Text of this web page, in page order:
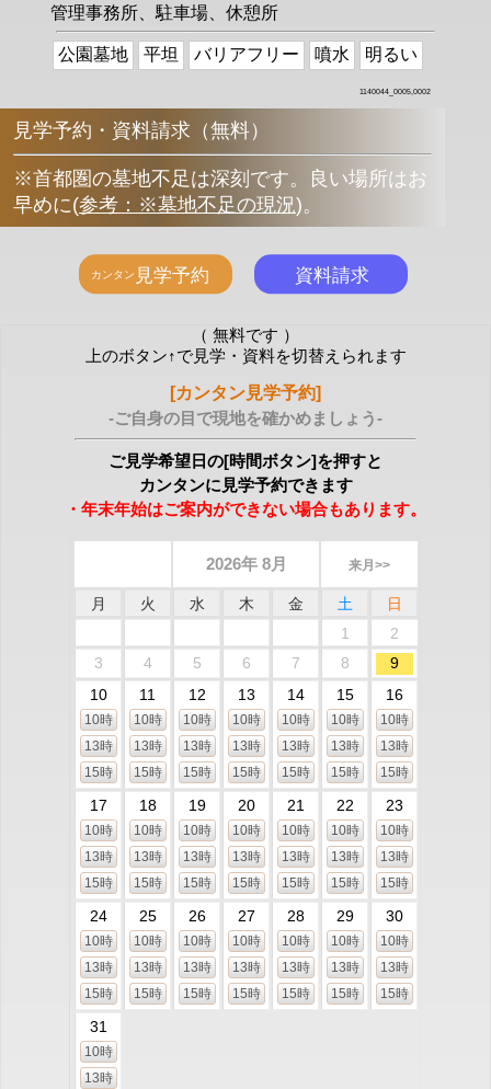
管理事務所、駐車場、休憩所
公園墓地 平坦 バリアフリー 噴水 明るい
1140044_0005,0002
見学予約・資料請求（無料）
※首都圏の墓地不足は深刻です。良い場所はお
早めに(参考：※墓地不足の現況)。
（ 無料です ）
上のボタン↑で見学・資料を切替えられます
[カンタン見学予約]
-ご自身の目で現地を確かめましょう-
ご見学希望日の[時間ボタン]を押すと
カンタンに見学予約できます
・年末年始はご案内ができない場合もあります。
2026年 8月 来月>>
月 火 水 木 金 土
日
1
2
3
4 5 6 7 8
9
10
10時
13時
15時
11
10時
13時
15時
12
10時
13時
15時
13
10時
13時
15時
14
10時
13時
15時
15
10時
13時
15時
16
10時
13時
15時
17
10時
13時
15時
18
10時
13時
15時
19
10時
13時
15時
20
10時
13時
15時
21
10時
13時
15時
22
10時
13時
15時
23
10時
13時
15時
24
10時
13時
15時
25
10時
13時
15時
26
10時
13時
15時
27
10時
13時
15時
28
10時
13時
15時
29
10時
13時
15時
30
10時
13時
15時
31
10時
13時